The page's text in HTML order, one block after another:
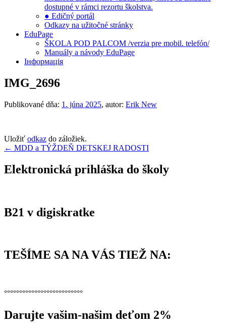
dostupné v rámci rezortu školstva.
● Edičný portál
Odkazy na užitočné stránky
EduPage
ŠKOLA POD PALCOM /verzia pre mobil. telefón/
Manuály a návody EduPage
Інформація
IMG_2696
Publikované dňa: 1. júna 2025, autor: Erik New
Uložiť odkaz do záložiek.
Navigácia
v
článku
← MDD a TÝŽDEŇ DETSKEJ RADOSTI
Elektronická prihláška do školy
B21 v digiskratke
TEŠÍME SA NA VÁS TIEŽ NA:
°°°°°°°°°°°°°°°°°°°°°°°°°°
Darujte vašim-našim deťom 2%